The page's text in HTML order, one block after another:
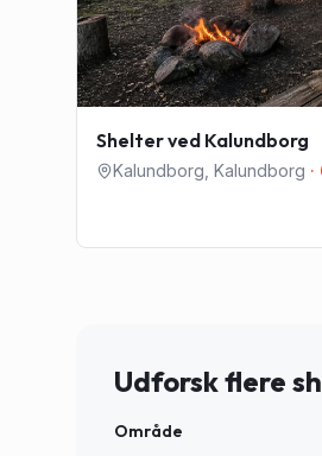
Shelter ved Kalundborg
Kalundborg Kalundborg ·
Udforsk flere
Område